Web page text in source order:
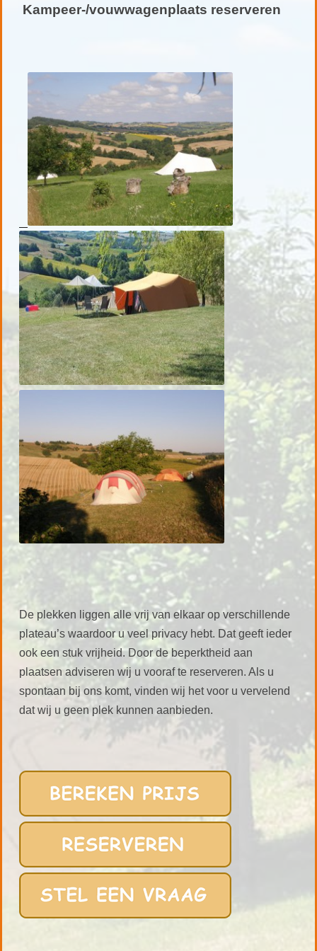
Kampeer-/vouwwagenplaats reserveren
De plekken liggen alle vrij van elkaar op verschillende
plateau’s waardoor u veel privacy hebt. Dat geeft ieder
ook een stuk vrijheid. Door de beperktheid aan
plaatsen adviseren wij u vooraf te reserveren. Als u
spontaan bij ons komt, vinden wij het voor u vervelend
dat wij u geen plek kunnen aanbieden.